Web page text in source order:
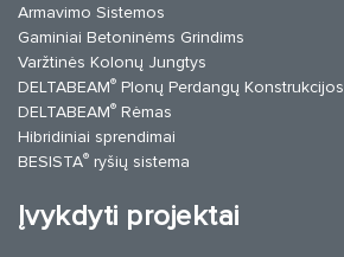
Armavimo Sistemos
Gaminiai Betoninėms Grindims
Varžtinės Kolonų Jungtys
DELTABEAM® Plonų Perdangų Konstrukcijos
DELTABEAM® Rėmas
Hibridiniai sprendimai
BESISTA® ryšių sistema
Įvykdyti projektai